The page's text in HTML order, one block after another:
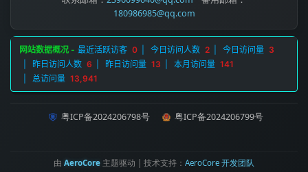
180986985@qq.com
粤ICP备2024206798号 粤ICP备2024206799号
由 AeroCore 主题驱动 | 技术支持： AeroCore 开发团队